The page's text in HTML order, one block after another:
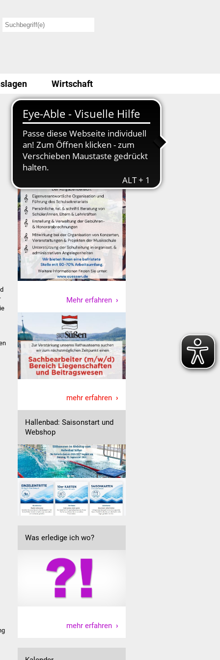
Wirtschaft
Stellenausschreibung
Mehr erfahren
mehr erfahren
Hallenbad: Saisonstart und
Webshop
Was erledige ich wo?
mehr erfahren